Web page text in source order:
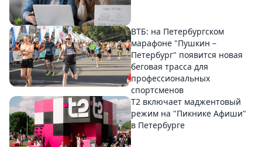
ВТБ: на Петербургском
марафоне "Пушкин –
Петербург" появится новая
беговая трасса для
профессиональных
спортсменов
Т2 включает маджентовый
режим на "Пикнике Афиши"
в Петербурге